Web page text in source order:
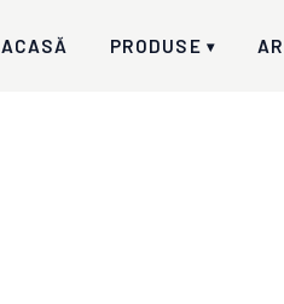
ACASĂ PRODUSE ▾